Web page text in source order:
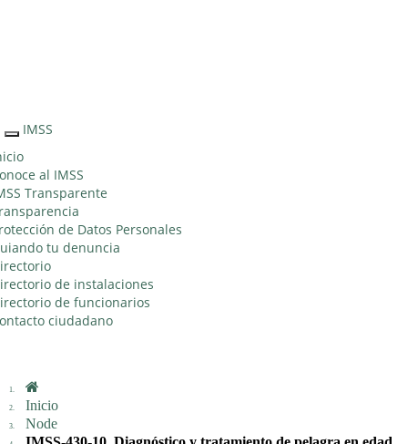
Interruptor
de
Navegación
IMSS
al IMSS
Transparente
de Datos Personales
tu denuncia
de instalaciones
de funcionarios
ciudadano
Inicio
Node